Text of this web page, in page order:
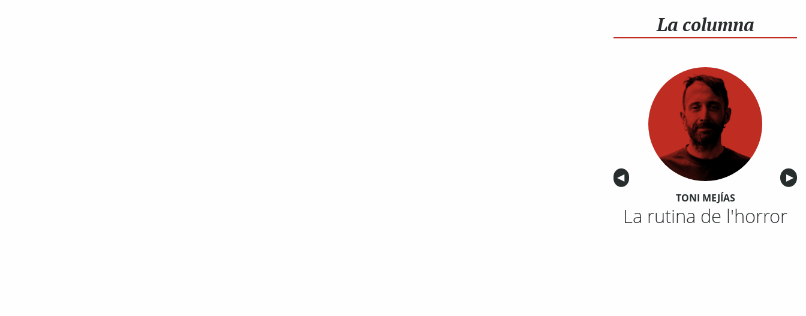
La columna
Anterior
◀︎ ▶︎
TONI MEJÍAS
La rutina de l'horror